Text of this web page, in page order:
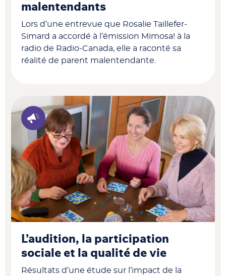
malentendants
Lors d’une entrevue que Rosalie Taillefer-
Simard a accordé à l’émission Mimosa! à la
radio de Radio-Canada, elle a raconté sa
réalité de parent malentendante.
L’audition, la participation
sociale et la qualité de vie
Résultats d’une étude sur l’impact de la